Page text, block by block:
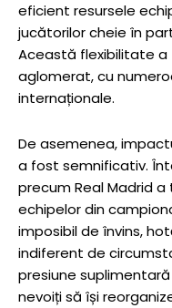
eficient resursele
jucătorilor cheie în
Această flexibilitate
aglomerat, cu
internaționale.
De asemenea,
a fost semnificativ.
precum Real Madrid
echipelor din
imposibil de învins,
indiferent de
presiune
nevoiți să își